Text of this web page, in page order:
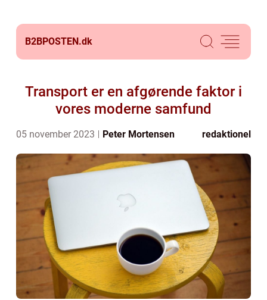
B2BPOSTEN.dk
Transport er en afgørende faktor i
vores moderne samfund
05 november 2023 Peter Mortensen redaktionel